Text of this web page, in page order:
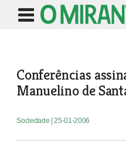
Conferências
Manuelino de
Sociedade | 25-01-2006